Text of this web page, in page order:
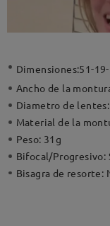
Dimensiones:51-
Ancho de la
Diametro de lentes:
Material de la
Peso: 31g
Bifocal/Progresivo:
Bisagra de resorte: